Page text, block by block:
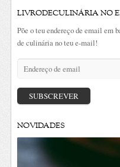
LIVRODECULINÁRIA NO
Põe o teu endereço de email em
de culinária no teu e-mail!
Endereço
email
SUBSCREVER
NOVIDADES